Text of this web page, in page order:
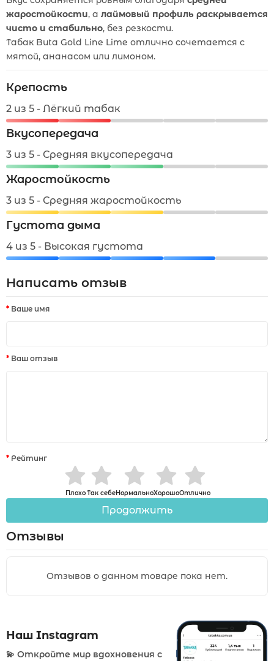
жаростойкости, а лаймовый профиль раскрывается
чисто и стабильно, без резкости.
Табак Buta Gold Line Lime отлично сочетается с
мятой, ананасом или лимоном.
Крепость
2 из 5 - Лёгкий табак
Вкусопередача
3 из 5 - Средняя вкусопередача
Жаростойкость
3 из 5 - Средняя жаростойкость
Густота дыма
4 из 5 - Высокая густота
Написать отзыв
Ваше имя
Ваш отзыв
Рейтинг
ПлохоТак себеНормальноХорошоОтлично
Продолжить
Отзывы
Отзывов о данном товаре пока нет.
Наш Instagram
💫 Откройте мир вдохновения с